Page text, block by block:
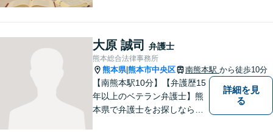
未来が明るくなるよう全力で
サポートいたします【初回相
談無料】【子連れ相談可】
大原 誠司 弁護士
熊本総合法律事務所
熊本県|熊本市中央区 南熊本駅 から徒歩10分
【南熊本駅10分】【弁護歴15
年以上のベテラン弁護士】熊
本県で弁護士をお探しなら、
詳細を見
る